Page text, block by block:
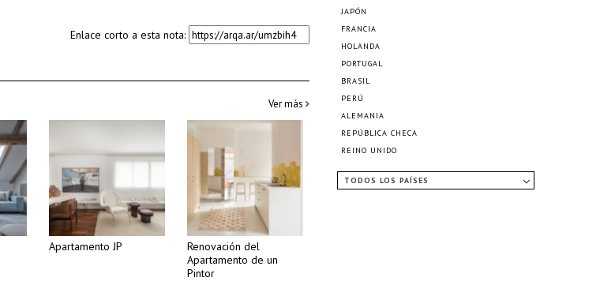
Enlace corto a esta nota:
Ver más
Apartamento JP
Renovación del
Apartamento de un
Pintor
JAPÓN
FRANCIA
HOLANDA
PORTUGAL
BRASIL
PERÚ
ALEMANIA
REPÚBLICA CHECA
REINO UNIDO
TODOS LOS PAÍSES